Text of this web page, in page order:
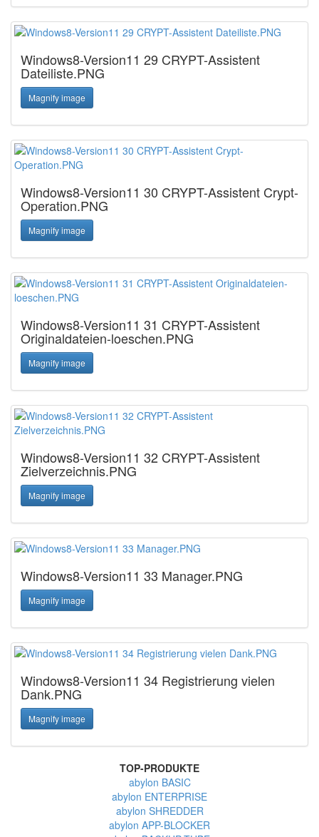
Windows8-Version11 29 CRYPT-Assistent
Dateiliste.PNG
Magnify image
Windows8-Version11 30 CRYPT-Assistent Crypt-
Operation.PNG
Magnify image
Windows8-Version11 31 CRYPT-Assistent
Originaldateien-loeschen.PNG
Magnify image
Windows8-Version11 32 CRYPT-Assistent
Zielverzeichnis.PNG
Magnify image
Windows8-Version11 33 Manager.PNG
Magnify image
Windows8-Version11 34 Registrierung vielen
Dank.PNG
Magnify image
TOP-PRODUKTE
abylon BASIC
abylon ENTERPRISE
abylon SHREDDER
abylon APP-BLOCKER